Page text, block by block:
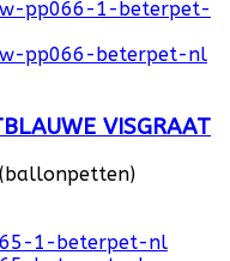
VISGRAAT